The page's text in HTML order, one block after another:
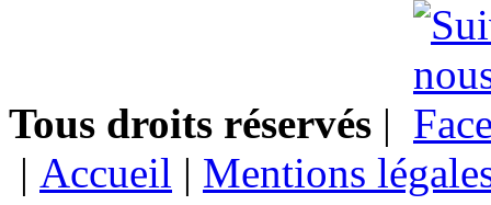
Tous droits réservés |
| Accueil | Mentions